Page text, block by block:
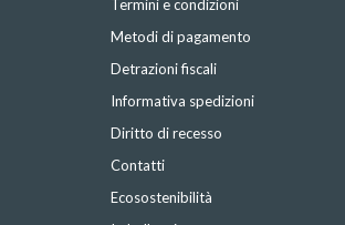
Termini e condizioni
Metodi di pagamento
Detrazioni fiscali
Informativa spedizioni
Diritto di recesso
Contatti
Ecosostenibilità